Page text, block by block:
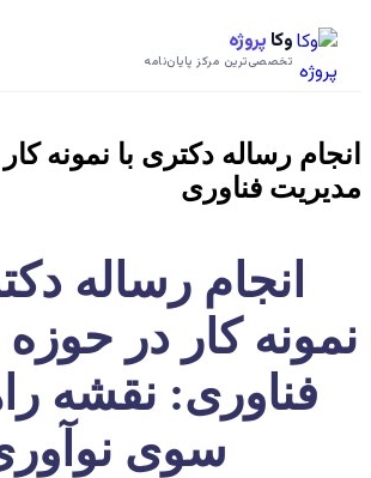
وکا پروژه
تخصصی‌ترین مرکز پایان‌نامه
انجام رساله دکتری با نمونه
مدیریت فناوری
انجام رساله
نمونه کار در
فناوری: نقشه
سوی